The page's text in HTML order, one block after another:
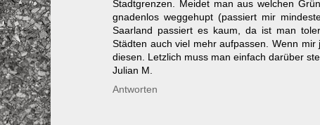
Stadtgrenzen. Meidet man aus welchen
gnadenlos weggehupt (passiert mir
Saarland passiert es kaum, da ist man
Städten auch viel mehr aufpassen. Wenn
diesen. Letzlich muss man einfach darüber
Julian M.
Antworten